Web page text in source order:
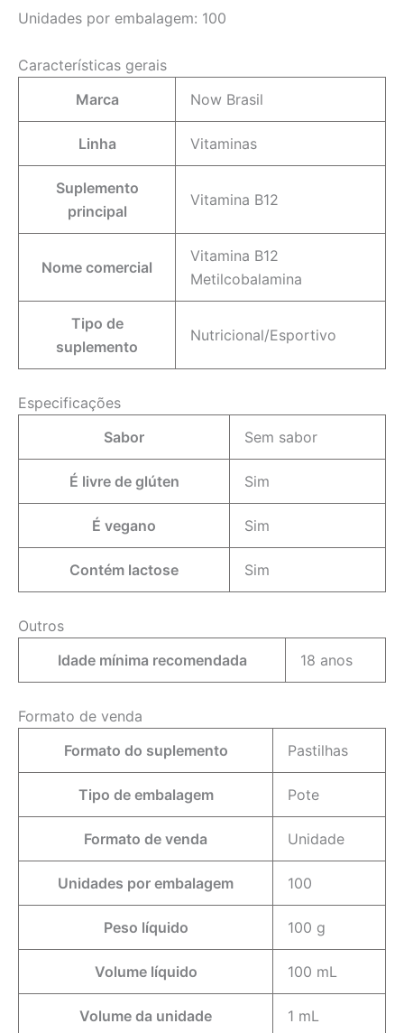
Unidades por embalagem: 100
Características gerais
Marca
Now Brasil
Linha Vitaminas
Suplemento
principal
Vitamina B12
Nome comercial
Vitamina B12
Metilcobalamina
Tipo de
suplemento
Nutricional/Esportivo
Especificações
Sabor
Sem sabor
É livre de glúten Sim
É vegano Sim
Contém lactose Sim
Outros
Idade mínima recomendada
18 anos
Formato de venda
Formato do suplemento
Pastilhas
Tipo de embalagem Pote
Formato de venda Unidade
Unidades por embalagem 100
Peso líquido 100 g
Volume líquido 100 mL
Volume da unidade 1 mL